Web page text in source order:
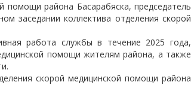
помощи района Басарабяска, председатель
заседании коллектива отделения скорой
работа службы в течение 2025 года,
помощи жителям района, а также
скорой медицинской помощи района